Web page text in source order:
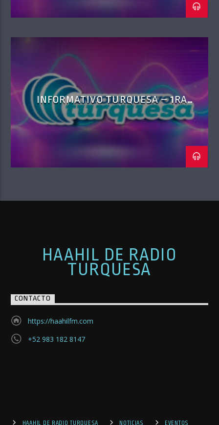
INFORMATIVO TURQUESA – 1RA
EMISIÓN
HAAHIL DE RADIO
TURQUESA
CONTACTO
https://haahilfm.com
+52 983 182 8147